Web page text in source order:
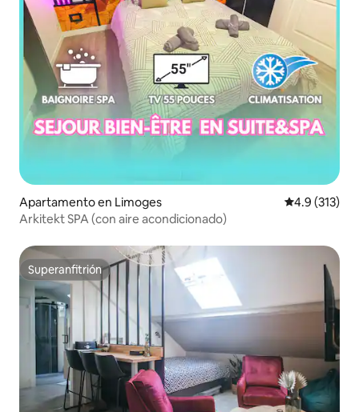
Apartamento en Limoges Calificación
4.9 (313)
Arkitekt SPA (con aire acondicionado)
Superanfitrión
Superanfitrión